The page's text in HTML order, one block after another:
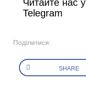
Читайте нас у
Telegram
Поділитися:
SHARE